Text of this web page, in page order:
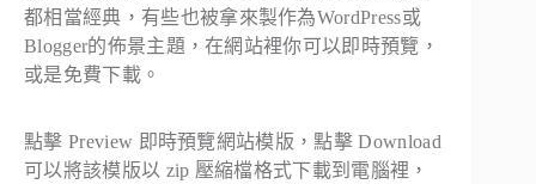
都相當經典，有些也被拿來製作為WordPress或
Blogger的佈景主題，在網站裡你可以即時預覽，
或是免費下載。
點擊 Preview 即時預覽網站模版，點擊 Download
可以將該模版以 zip 壓縮檔格式下載到電腦裡，